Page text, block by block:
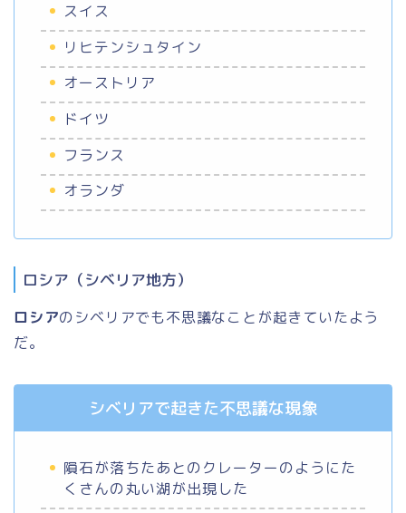
スイス
リヒテンシュタイン
オーストリア
ドイツ
フランス
オランダ
ロシア（シベリア地方）
ロシアのシベリアでも不思議なことが起きていたよう
だ。
シベリアで起きた不思議な現象
隕石が落ちたあとのクレーターのようにた
くさんの丸い湖が出現した